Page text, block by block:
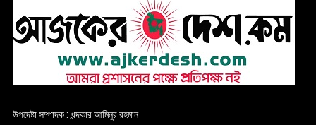
উপদেষ্টা সম্পাদক : খন্দকার আমিনুর রহমান